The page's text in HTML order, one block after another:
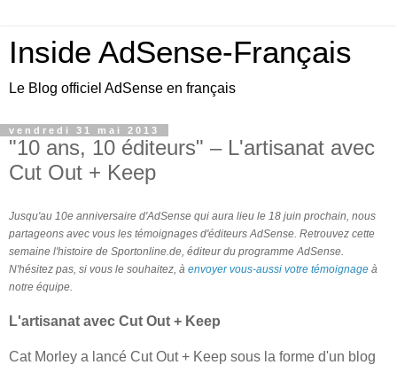
Inside AdSense-Français
Le Blog officiel AdSense en français
vendredi 31 mai 2013
"10 ans, 10 éditeurs" – L'artisanat avec
Cut Out + Keep
Jusqu'au 10e anniversaire d'AdSense qui aura lieu le 18 juin prochain, nous
partageons avec vous les témoignages d'éditeurs AdSense. Retrouvez cette
semaine l'histoire de Sportonline.de, éditeur du programme AdSense.
N'hésitez pas, si vous le souhaitez, à envoyer vous-aussi votre témoignage à
notre équipe.
L'artisanat avec Cut Out + Keep
Cat Morley a lancé Cut Out + Keep sous la forme d'un blog